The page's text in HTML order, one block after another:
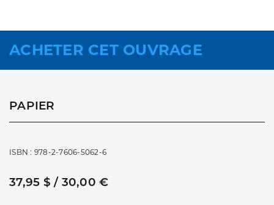
ACHETER CET OUVRAGE
PAPIER
ISBN : 978-2-7606-5062-6
37,95 $ / 30,00 €